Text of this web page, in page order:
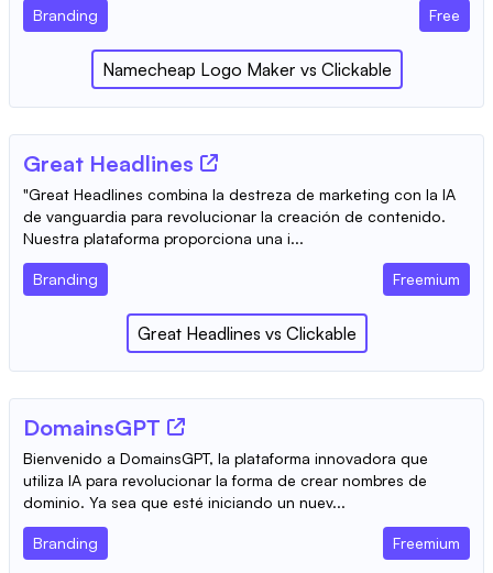
Branding Free
Namecheap Logo Maker vs Clickable
Great Headlines
"Great Headlines combina la destreza de marketing con la IA
de vanguardia para revolucionar la creación de contenido.
Nuestra plataforma proporciona una i...
Branding Freemium
Great Headlines vs Clickable
DomainsGPT
Bienvenido a DomainsGPT, la plataforma innovadora que
utiliza IA para revolucionar la forma de crear nombres de
dominio. Ya sea que esté iniciando un nuev...
Branding Freemium